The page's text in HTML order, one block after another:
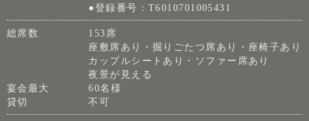
●登録番号：T6010701005431
総席数
153席
座敷席あり・掘りごたつ席あり・座椅子あり
カップルシートあり・ソファー席あり
夜景が見える
宴会最大
60名様
貸切
不可